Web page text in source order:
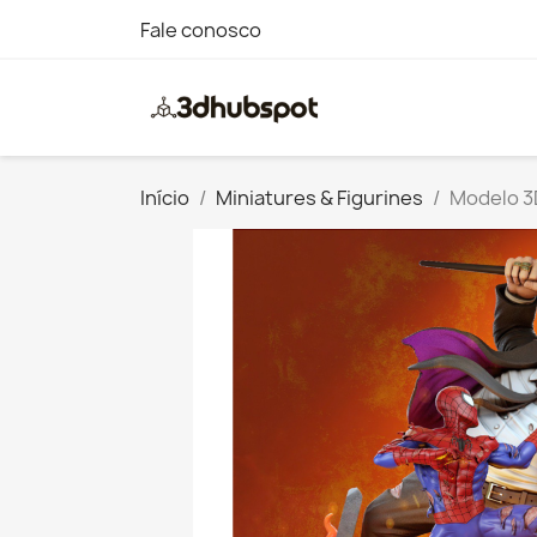
Fale conosco
Início Miniatures & Figurines Modelo